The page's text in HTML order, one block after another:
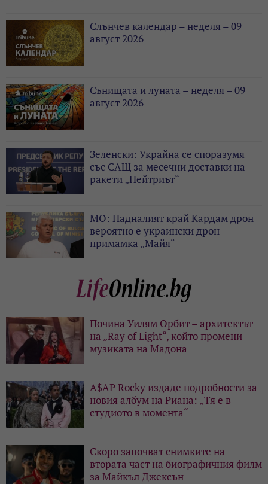
Слънчев календар – неделя – 09
август 2026
Сънищата и луната – неделя – 09
август 2026
Зеленски: Украйна се споразумя
със САЩ за месечни доставки на
ракети „Пейтриът“
МО: Падналият край Кардам дрон
вероятно е украински дрон-
примамка „Майя“
Почина Уилям Орбит – архитектът
на „Ray of Light“, който промени
музиката на Мадона
A$AP Rocky издаде подробности за
новия албум на Риана: „Тя е в
студиото в момента“
Скоро започват снимките на
втората част на биографичния филм
за Майкъл Джексън